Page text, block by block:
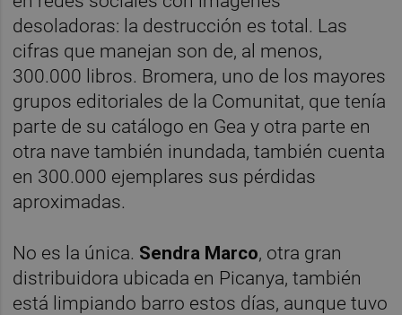
desoladoras: la destrucción es total. Las
cifras que manejan son de, al menos,
300.000 libros. Bromera, uno de los mayores
grupos editoriales de la Comunitat, que tenía
parte de su catálogo en Gea y otra parte en
otra nave también inundada, también cuenta
en 300.000 ejemplares sus pérdidas
aproximadas.
No es la única. Sendra Marco, otra gran
distribuidora ubicada en Picanya, también
está limpiando barro estos días, aunque tuvo